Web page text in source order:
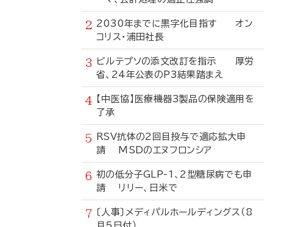
2030年までに黒字化目指す オン
コリス・浦田社長
ビルテプソの添文改訂を指示 厚労
省、24年公表のP3結果踏まえ
【中医協】医療機器3製品の保険適用を
了承
RSV抗体の2回目投与で適応拡大申
請 MSDのエヌフロンシア
初の低分子GLP-1、2型糖尿病でも申
請 リリー、日米で
〔人事〕メディパルホールディングス（8